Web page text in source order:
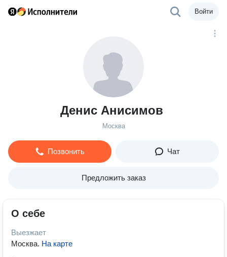
Войти
Денис Анисимов
Москва
Позвонить Чат
Предложить заказ
О себе
Выезжает
Москва. На карте